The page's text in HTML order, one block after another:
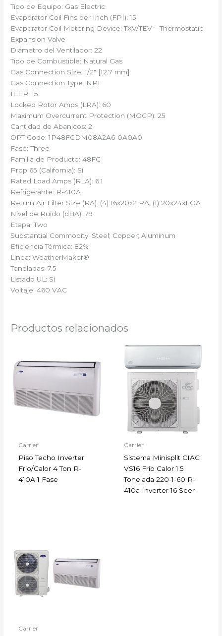
Tipo de Equipo: Gas Electric
Evaporator Coil Fins per Inch (FPI): 15
Evaporator Coil Metering Device: TXV/TEV – Thermostatic
Expansion Valve
Diámetro del Ventilador: 22
Tipo de Combustible: Natural Gas
Gas Connection Size: 1/2″ [12.7 mm]
Gas Connection Type: NPT
IEER: 15
Locked Rotor Amps (LRA): 60
Maximum Overcurrent Protection (MOCP): 25
Cantidad de Abanicos: 2
OPT Code: 1P48FCDM08A2A6-0A0A0
Fase: Three
Familia de Producto: 48FC
Prop 65 (California): Sí
Rated Load Amps (RLA): 6.1
Refrigerante: R-410A
Return Air Filter Size (RA): (4) 16x20x2 RA, (1) 20x24x1 OA
Nivel de Ruido (dBA): 79
Etapa: Two
Substantial Commodity: Steel; Copper; Aluminum
Eficiencia Térmica: 82%
Línea: WeatherMaker®
Toneladas: 7.5
Listado UL: Sí
Voltaje: 460 VAC
Productos relacionados
Carrier
Piso Techo Inverter
Frio/Calor 4 Ton R-
410A 1 Fase
Carrier
Sistema Minisplit CIAC
VS16 Frío Calor 1.5
Tonelada 220-1-60 R-
410a Inverter 16 Seer
Carrier